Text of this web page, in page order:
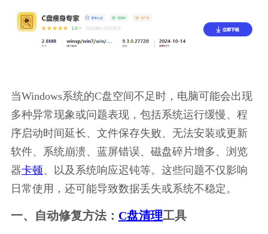
当Windows系统的C盘空间不足时，电脑可能会出现
多种异常现象或问题表现，包括系统运行缓慢、程
序启动时间延长、文件保存失败、无法安装或更新
软件、系统崩溃、蓝屏错误、磁盘碎片增多、浏览
器卡顿、以及系统响应迟钝等。这些问题不仅影响
日常使用，还可能导致数据丢失或系统不稳定。
一、自动修复方法： C盘清理工具